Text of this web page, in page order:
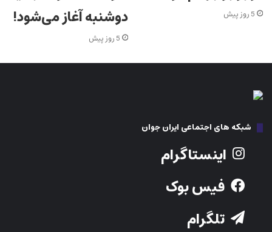
5 روز پیش
دوشنبه آغاز می‌شود!
5 روز پیش
شبکه های اجتماعی ایران جوان
اینستاگرام
فیس بوک
تلگرام